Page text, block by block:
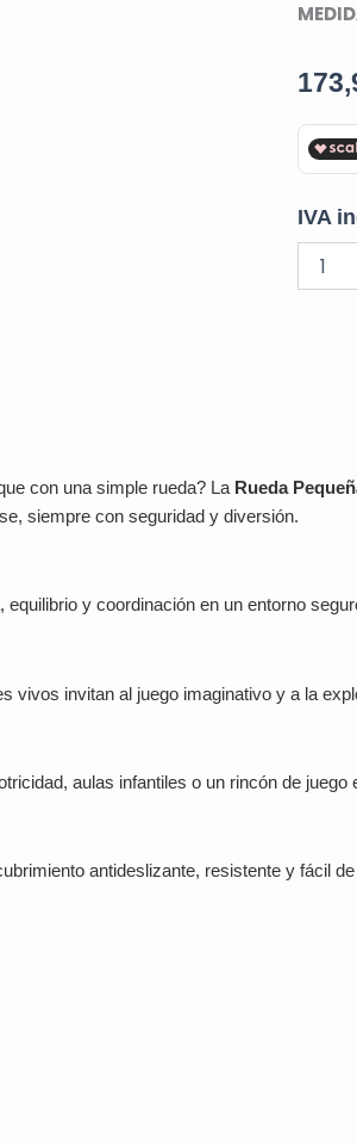
IVA
Rueda
con una simple rueda? La Rueda
siempre con seguridad y diversión.
y coordinación en un entorno
vivos invitan al juego imaginativo y a la
aulas infantiles o un rincón de juego
antideslizante, resistente y fácil de